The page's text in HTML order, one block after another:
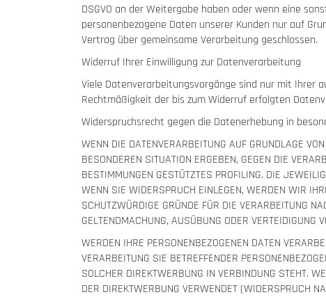
DSGVO an der Weitergabe haben oder wenn eine
personenbezogene Daten unserer Kunden nur auf
Vertrag über gemeinsame Verarbeitung geschlossen.
Widerruf Ihrer Einwilligung zur Datenverarbeitung
Viele Datenverarbeitungsvorgänge sind nur mit Ihrer
Rechtmäßigkeit der bis zum Widerruf erfolgten
Widerspruchsrecht gegen die Datenerhebung in
WENN DIE DATENVERARBEITUNG AUF GRUNDLAGE
BESONDEREN SITUATION ERGEBEN, GEGEN DIE
BESTIMMUNGEN GESTÜTZTES PROFILING. DIE
WENN SIE WIDERSPRUCH EINLEGEN, WERDEN WIR
SCHUTZWÜRDIGE GRÜNDE FÜR DIE VERARBEITUNG
GELTENDMACHUNG, AUSÜBUNG ODER
WERDEN IHRE PERSONENBEZOGENEN DATEN
VERARBEITUNG SIE BETREFFENDER
SOLCHER DIREKTWERBUNG IN VERBINDUNG STEHT.
DER DIREKTWERBUNG VERWENDET (WIDERSPRUCH